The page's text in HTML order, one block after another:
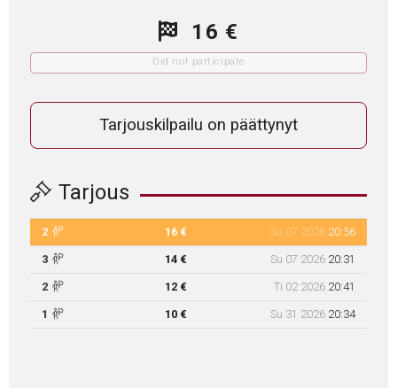
16 €
Did not participate
Tarjouskilpailu on päättynyt
Tarjous
2 16 € Su 07 2026 20:56
3 14 € Su 07 2026 20:31
2 12 € Ti 02 2026 20:41
1 10 € Su 31 2026 20:34